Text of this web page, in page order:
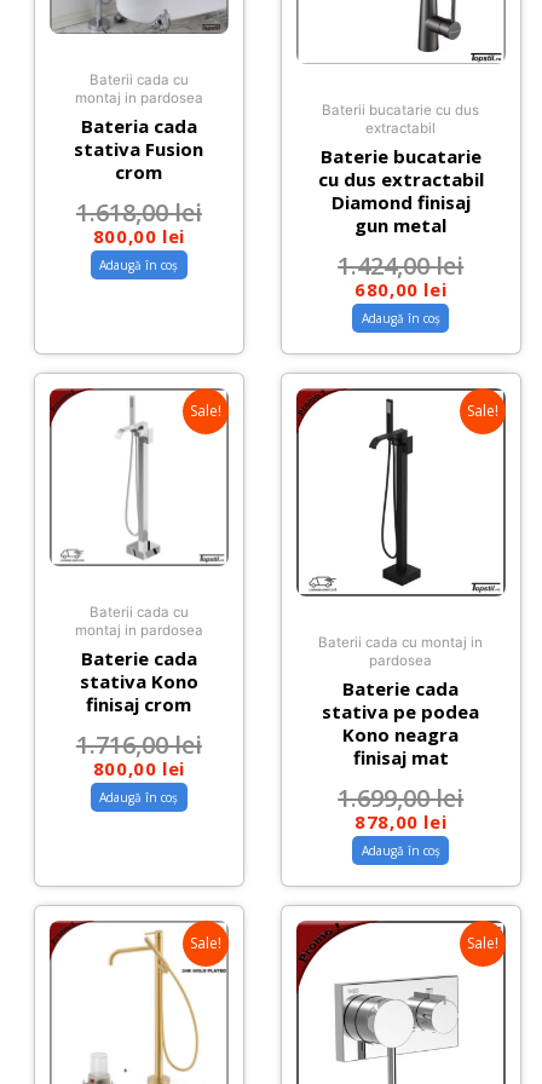
Baterii cada cu
montaj in pardosea
Bateria cada
stativa Fusion
crom
1.618,00lei
800,00 lei
Adaugă în coș
Baterii bucatarie cu dus
extractabil
Baterie bucatarie
cu dus extractabil
Diamond finisaj
gun metal
1.424,00lei
680,00 lei
Adaugă în coș
Sale!
Baterii cada cu
montaj in pardosea
Baterie cada
stativa Kono
finisaj crom
1.716,00lei
800,00 lei
Adaugă în coș
Sale!
Baterii cada cu montaj in
pardosea
Baterie cada
stativa pe podea
Kono neagra
finisaj mat
1.699,00lei
878,00 lei
Adaugă în coș
Sale! Sale!